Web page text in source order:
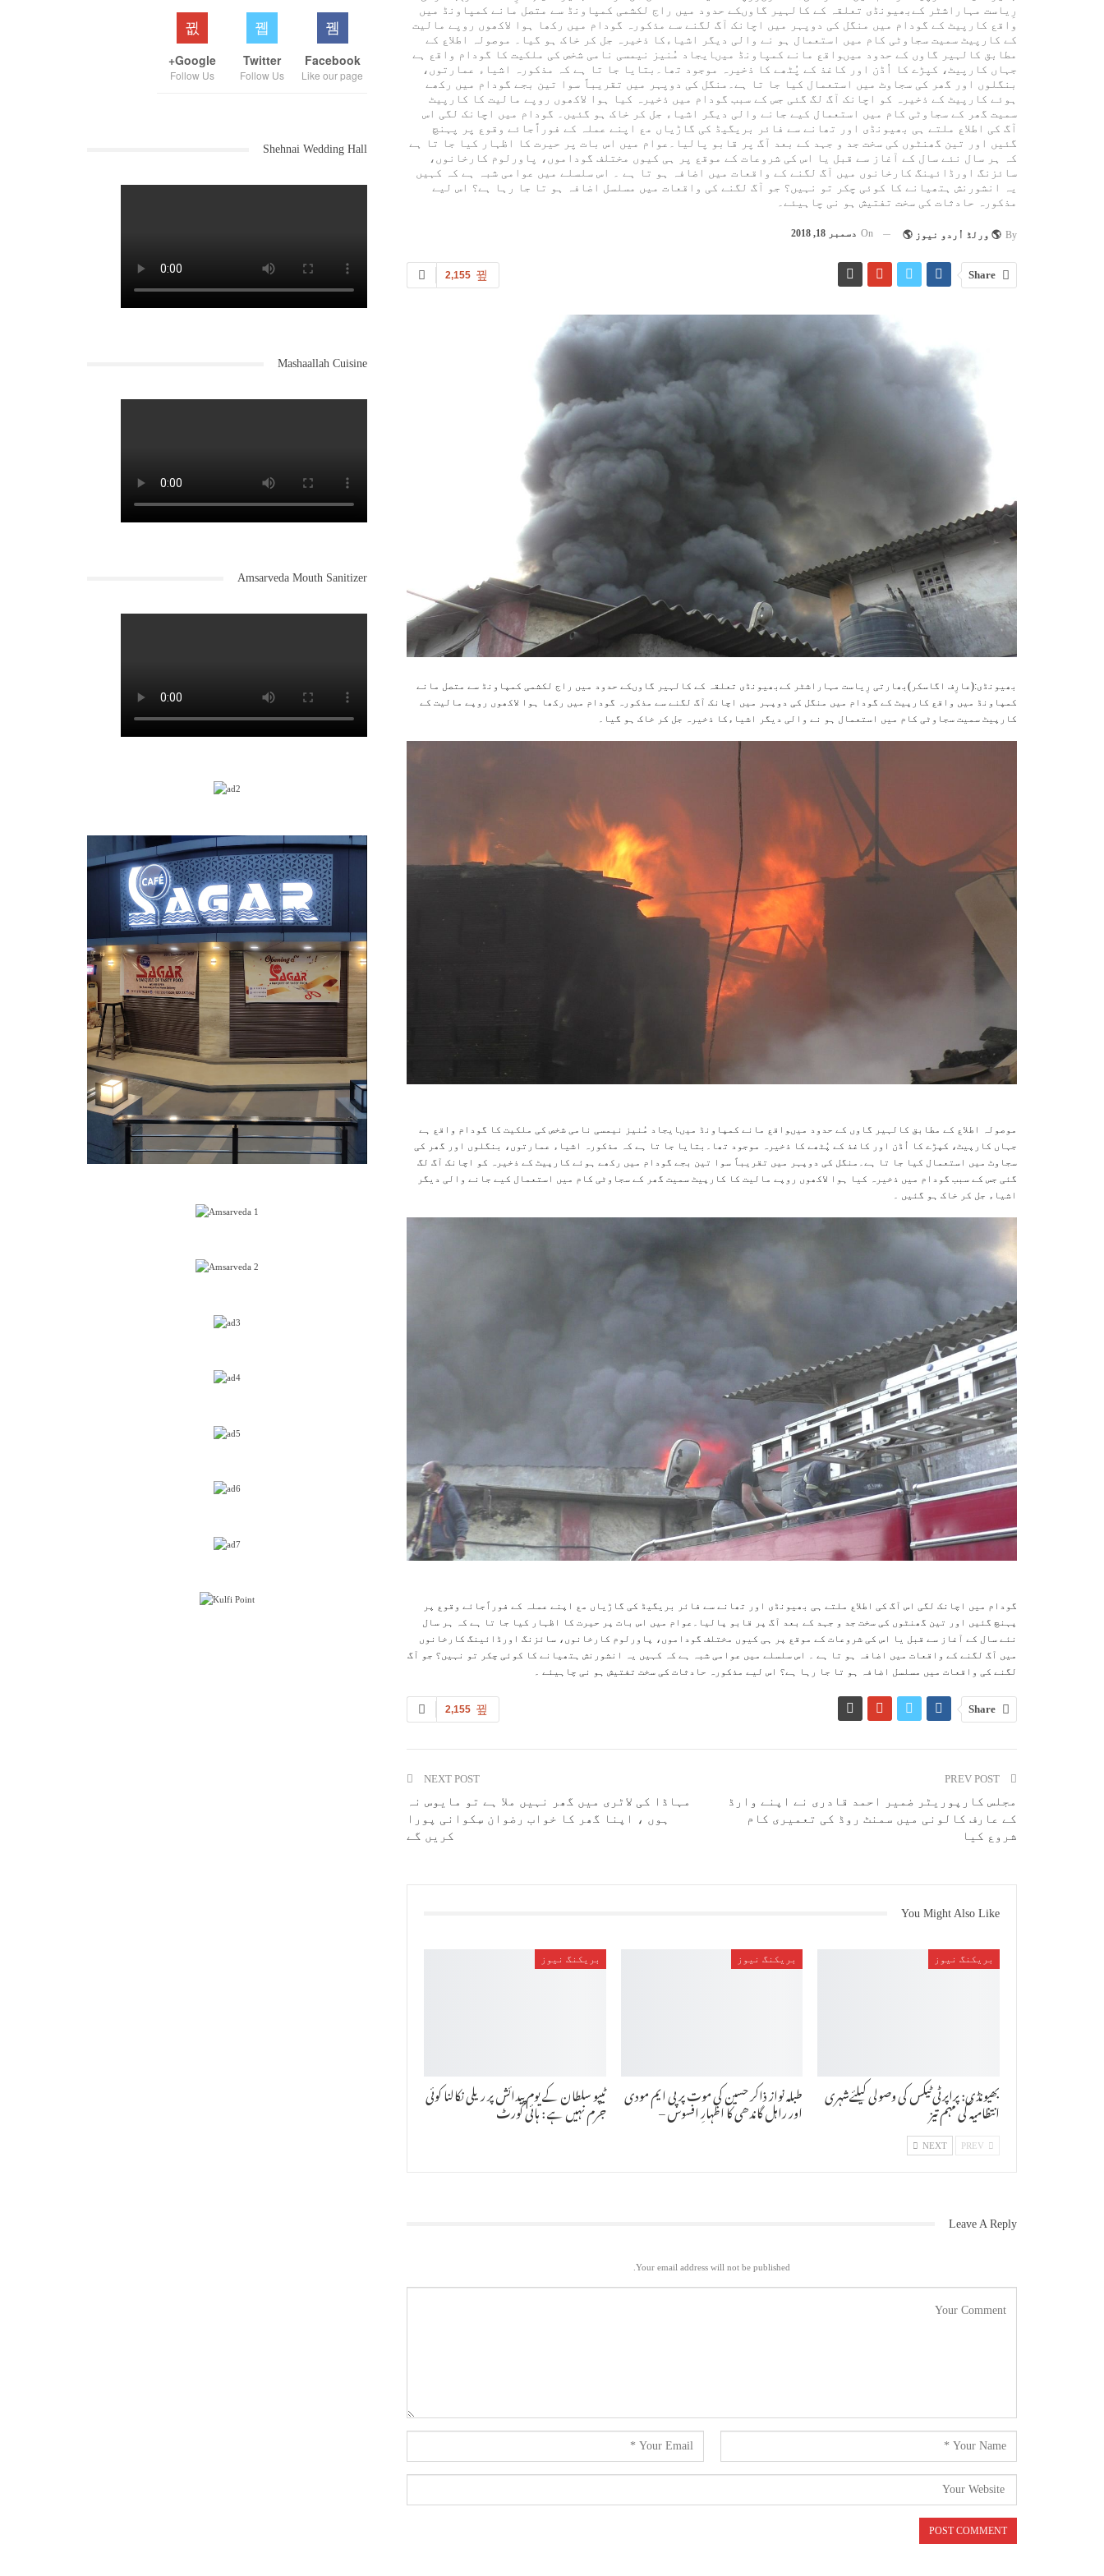
رِیاست مہاراشٹر کےبھیونڈی تعلقہ کے کالہیر گاوںکے حدود میں راج لکشمی کمپاونڈ سے متصل مانے کمپاونڈ میں
واقع کارپیٹ کے گودام میں منگل کی دوپہر میں اچانک آگ لگنے سے مذکورہ گودام میں رکھا ہوا لاکھوں روپے مالیت
کے کارپیٹ سمیت سجاوٹی کام میں استعمال ہو نے والی دیگر اشیاءکا ذخیرہ جل کر خاک ہو گیا۔ موصولہ اطلاع کے
مطابق کالہیر گاوں کے حدود میںواقع مانے کمپاونڈ میںایجاد مُنیز نیمسی نامی شخص کی ملکیت کا گودام واقع ہے
جہاں کارپیٹ، کپڑے کا اُڈن اور کاغذ کے پُٹھے کا ذخیرہ موجود تھا۔بتایا جا تا ہے کہ مذکورہ اشیاء عمارتوں،
بنگلوں اور گھر کی سجاوٹ میں استعمال کیا جا تا ہے۔منگل کی دوپہر میں تقریباً سوا تین بجے گودام میں رکھے
ہوئے کارپیٹ کے ذخیرہ کو اچانک آگ لگ گئی جس کے سبب گودام میں ذخیرہ کیا ہوا لاکھوں روپے مالیت کا کارپیٹ
سمیت گھر کے سجاوٹی کام میں استعمال کیے جانے والی دیگر اشیاء جل کر خاک ہو گئیں۔ گودام میں اچانک لگی اس
آگ کی اطلاع ملتے ہی بھیونڈی اور تھانے سے فائر بریگیڈ کی گاڑیاں مع اپنے عملہ کے فوراًجائے وقوع پر پہنچ
گئیں اور تین گھنٹوں کی سخت جد و جہد کے بعد آگ پر قابو پالیا۔عوام میں اس بات پر حیرت کا اظہار کیا جا تا ہے
کہ ہر سال نئے سال کے آغاز سے قبل یا اس کی شروعات کے موقع پر ہی کیوں مختلف گوداموں، پاورلوم کارخانوں،
سائزنگ اورڈائینگ کارخانوں میں آگ لگنے کے واقعات میں اضافہ ہو تا ہے ۔ اس سلسلے میں عوامی شبہ ہے کہ کہیں
یہ انشورنش ہتھیانے کا کوئی چکر تو نہیں؟ جو آگ لگنے کی واقعات میں مسلسل اضافہ ہو تا جا رہا ہے؟ اس لیے
مذکورہ حادثات کی سخت تفتیش ہو نی چاہیئے۔
By 🌎 ورلڈ اُردو نیوز 🌎 On دسمبر 18, 2018
2,155 Share
بھیونڈی:(عارِف اگاسکر)بھارتی رِیاست مہاراشٹر کےبھیونڈی تعلقہ کے کالہیر گاوںکے حدود میں راج لکشمی کمپاونڈ سے متصل مانے
کمپاونڈ میں واقع کارپیٹ کے گودام میں منگل کی دوپہر میں اچانک آگ لگنے سے مذکورہ گودام میں رکھا ہوا لاکھوں روپے مالیت کے
کارپیٹ سمیت سجاوٹی کام میں استعمال ہو نے والی دیگر اشیاءکا ذخیرہ جل کر خاک ہو گیا۔
موصولہ اطلاع کے مطابق کالہیر گاوں کے حدود میںواقع مانے کمپاونڈ میںایجاد مُنیز نیمسی نامی شخص کی ملکیت کا گودام واقع ہے
جہاں کارپیٹ، کپڑے کا اُڈن اور کاغذ کے پُٹھے کا ذخیرہ موجود تھا۔بتایا جا تا ہے کہ مذکورہ اشیاء عمارتوں، بنگلوں اور گھر کی
سجاوٹ میں استعمال کیا جا تا ہے۔منگل کی دوپہر میں تقریباً سوا تین بجے گودام میں رکھے ہوئے کارپیٹ کے ذخیرہ کو اچانک آگ لگ
گئی جس کے سبب گودام میں ذخیرہ کیا ہوا لاکھوں روپے مالیت کا کارپیٹ سمیت گھر کے سجاوٹی کام میں استعمال کیے جانے والی دیگر
اشیاء جل کر خاک ہو گئیں ۔
گودام میں اچانک لگی اس آگ کی اطلاع ملتے ہی بھیونڈی اور تھانے سے فائر بریگیڈ کی گاڑیاں مع اپنے عملہ کے فوراًجائے وقوع پر
پہنچ گئیں اور تین گھنٹوں کی سخت جد و جہد کے بعد آگ پر قابو پالیا۔عوام میں اس بات پر حیرت کا اظہار کیا جا تا ہے کہ ہر سال
نئے سال کے آغاز سے قبل یا اس کی شروعات کے موقع پر ہی کیوں مختلف گوداموں، پاورلوم کارخانوں، سائزنگ اورڈائینگ کارخانوں
میں آگ لگنے کے واقعات میں اضافہ ہو تا ہے ۔ اس سلسلے میں عوامی شبہ ہے کہ کہیں یہ انشورنش ہتھیانے کا کوئی چکر تو نہیں؟ جو آگ
لگنے کی واقعات میں مسلسل اضافہ ہو تا جا رہا ہے؟ اس لیے مذکورہ حادثات کی سخت تفتیش ہو نی چاہیئے ۔
2,155 Share
مجلس کارپوریٹر ضمیر احمد قادری نے اپنے وارڈ
کے عارف کالونی میں سمنٹ روڈ کی تعمیری کام
شروع کیا
NEXT POST
مہاڈا کی لاٹری میں گھر نہیں ملا ہے تو مایوس نہ
ہوں ، اپنا گھر کا خواب رضوان سِکوانی پورا
کریں گے
You Might Also Like
بریکنگ نیوز
بھیونڈی: پراپرٹی ٹیکس کی وصولی کیلئےشہری
انتظامیہ کی مہم تیز
بریکنگ نیوز
طبلہ نواز ذاکر حسین کی موت پر پی ایم مودی
اور راہل گاندھی کا اظہارِ افسوس –
بریکنگ نیوز
ٹیپو سلطان کے یوم پیدائش پر ریلی نکالنا کوئی
جرم نہیں ہے : ہائی کورٹ
NEXT
Leave A Reply
Your email address will not be published.
Facebook
Like our page
Twitter
Follow Us
Google+
Follow Us
Shehnai Wedding Hall
Mashaallah Cuisine
Amsarveda Mouth Sanitizer